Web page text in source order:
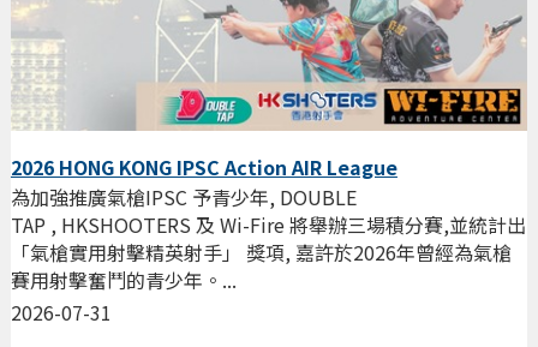
2026 HONG KONG IPSC Action AIR League
2026-07-31
為加強推廣氣槍IPSC 予青少年, DOUBLE
TAP , HKSHOOTERS 及 Wi-Fire 將舉辦三場積分賽,並統計出
「氣槍實用射擊精英射手」 獎項, 嘉許於2026年曾經為氣槍
賽用射擊奮鬥的青少年。...